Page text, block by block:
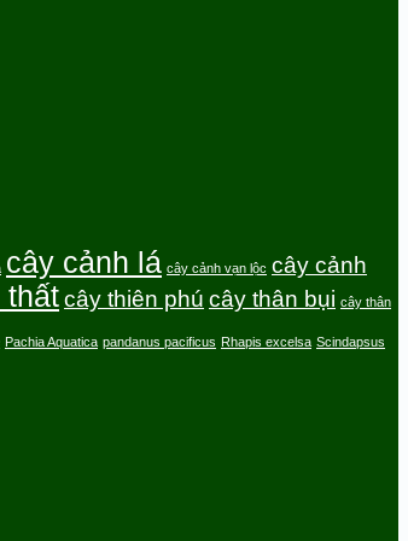
cây cảnh lá cây cảnh vạn lộc cây cảnh
thấtcây thiên phú cây thân bụi cây thân
Pachia Aquatica pandanus pacificus Rhapis excelsa Scindapsus